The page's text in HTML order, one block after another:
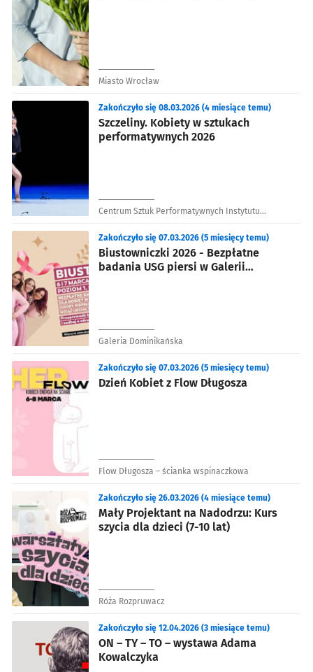
Miasto Wrocław
Szczeliny. Kobiety w sztukach
performatywnych 2026
Zakończyło się 08.03.2026 (4 miesiące temu)
Centrum Sztuk Performatywnych Instytutu
Biustowniczki 2026 - Bezpłatne
badania USG piersi w Galerii
Zakończyło się 07.03.2026 (5 miesięcy temu)
Galeria Dominikańska
Dzień Kobiet z Flow Długosza
Zakończyło się 07.03.2026 (5 miesięcy temu)
Flow Długosza – ścianka wspinaczkowa
Mały Projektant na Nadodrzu: Kurs
szycia dla dzieci (7-10 lat)
Zakończyło się 26.03.2026 (4 miesiące temu)
Róża Rozpruwacz
ON – TY – TO – wystawa Adama
Kowalczyka
Zakończyło się 12.04.2026 (3 miesiące temu)